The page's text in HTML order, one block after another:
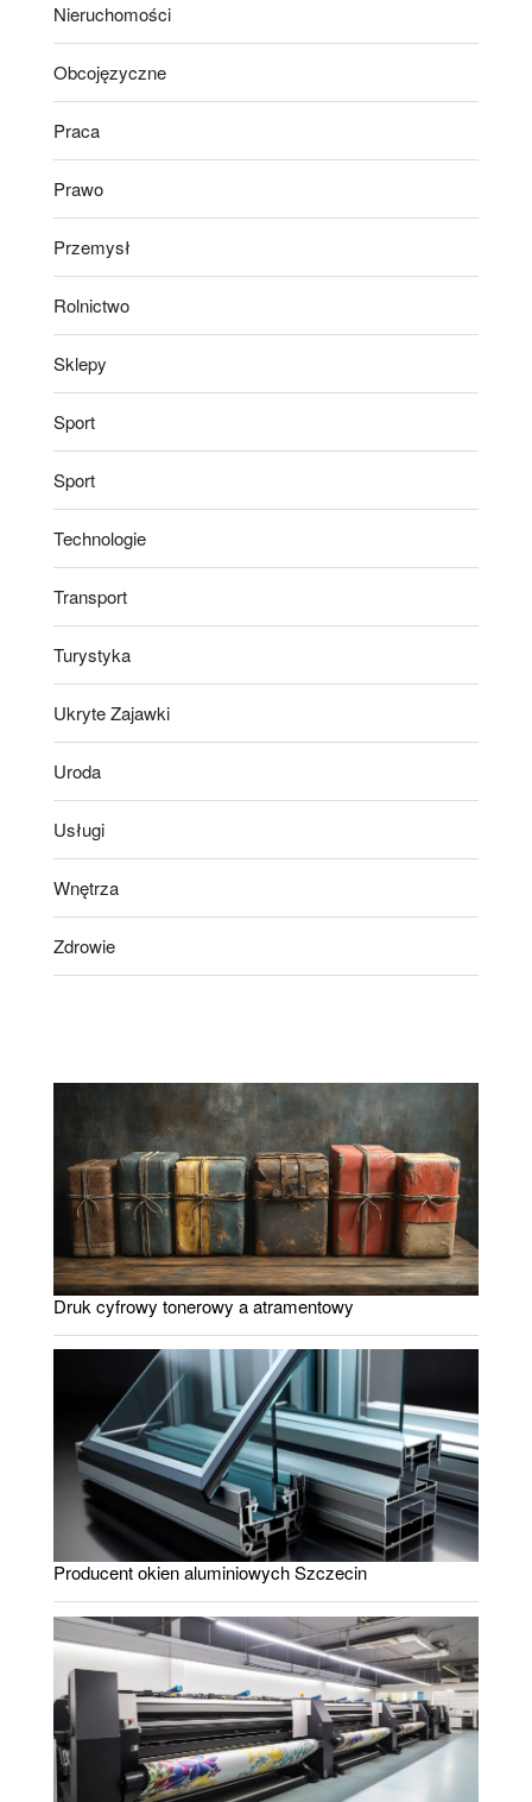
Nieruchomości
Obcojęzyczne
Praca
Prawo
Przemysł
Rolnictwo
Sklepy
Sport
Sport
Technologie
Transport
Turystyka
Ukryte Zajawki
Uroda
Usługi
Wnętrza
Zdrowie
Druk cyfrowy tonerowy a atramentowy
Producent okien aluminiowych Szczecin